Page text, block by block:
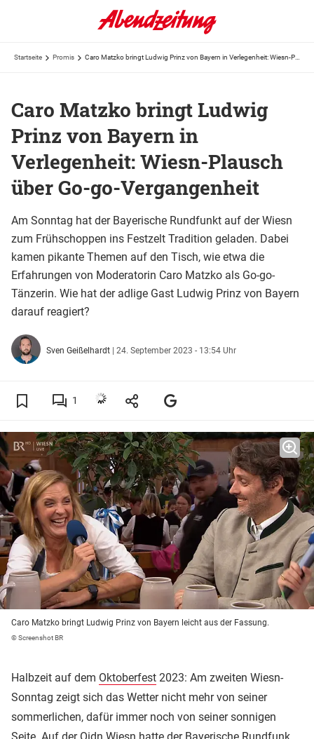
Startseite Promis
Caro Matzko bringt Ludwig
Prinz von Bayern in
Verlegenheit: Wiesn-Plausch
über Go-go-Vergangenheit
Am Sonntag hat der Bayerische Rundfunkt auf der Wiesn
zum Frühschoppen ins Festzelt Tradition geladen. Dabei
kamen pikante Themen auf den Tisch, wie etwa die
Erfahrungen von Moderatorin Caro Matzko als Go-go-
Tänzerin. Wie hat der adlige Gast Ludwig Prinz von Bayern
darauf reagiert?
Sven Geißelhardt | 24. September 2023 - 13:54 Uhr
1
Caro Matzko bringt Ludwig Prinz von Bayern leicht aus der Fassung.
© Screenshot BR
Halbzeit auf dem Oktoberfest 2023: Am zweiten Wiesn-
Sonntag zeigt sich das Wetter nicht mehr von seiner
sommerlichen, dafür immer noch von seiner sonnigen